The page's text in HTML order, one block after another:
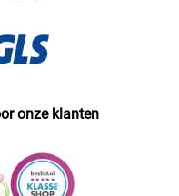
onze klanten